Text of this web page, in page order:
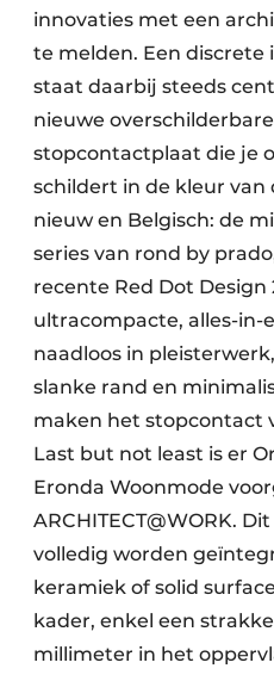
innovaties met een
te melden. Een
staat daarbij steeds
nieuwe
stopcontactplaat die je
schildert in de kleur van
nieuw en Belgisch: de
series van rond by
recente Red Dot Design
ultracompacte, alles-
naadloos in
slanke rand en
maken het stopcontact
Last but not least is er
Eronda Woonmode
ARCHITECT@WORK.
volledig worden
keramiek of solid
kader, enkel een
millimeter in het